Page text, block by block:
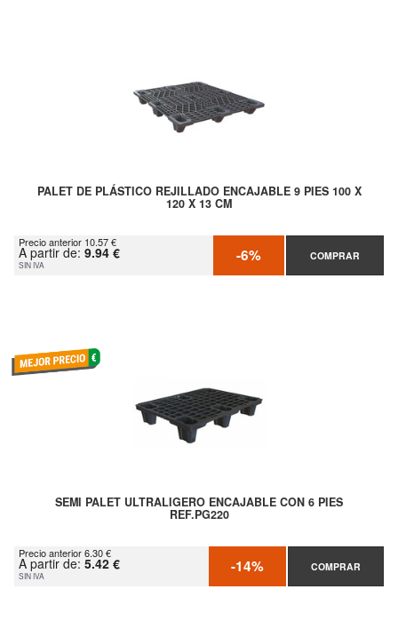
PALET DE PLÁSTICO REJILLADO ENCAJABLE 9 PIES 100 X
120 X 13 CM
Precio anterior 10.57 €
A partir de: 9.94 €
SIN IVA -6% COMPRAR
SEMI PALET ULTRALIGERO ENCAJABLE CON 6 PIES
REF.PG220
Precio anterior 6.30 €
A partir de: 5.42 €
SIN IVA -14% COMPRAR